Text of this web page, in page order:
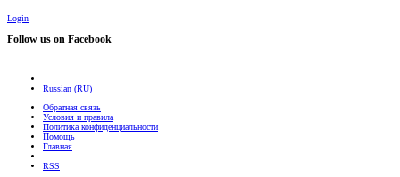
Login
Follow us on Facebook
Russian (RU)
Обратная связь
Условия и правила
Политика конфиденциальности
Помощь
Главная
RSS